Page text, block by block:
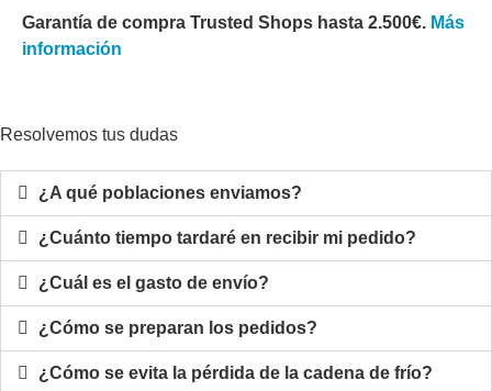
Garantía de compra Trusted Shops hasta 2.500€. Más
información
Resolvemos tus dudas
¿A qué poblaciones enviamos?
¿Cuánto tiempo tardaré en recibir mi pedido?
¿Cuál es el gasto de envío?
¿Cómo se preparan los pedidos?
¿Cómo se evita la pérdida de la cadena de frío?